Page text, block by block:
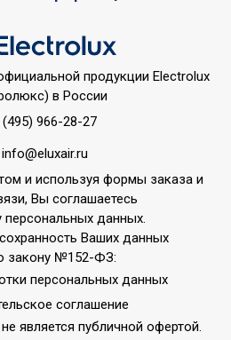
Монтаж на вент.
ABS пластик
Нет
Вентиляция
IPX4
0.1
продукции Electrolux
в России
(495) 966-28-27
info@eluxair.ru
и используя формы заказа и
Вы соглашаетесь
персональных данных.
Ваших данных
закону №152-ФЗ:
персональных данных
соглашение
является публичной офертой.